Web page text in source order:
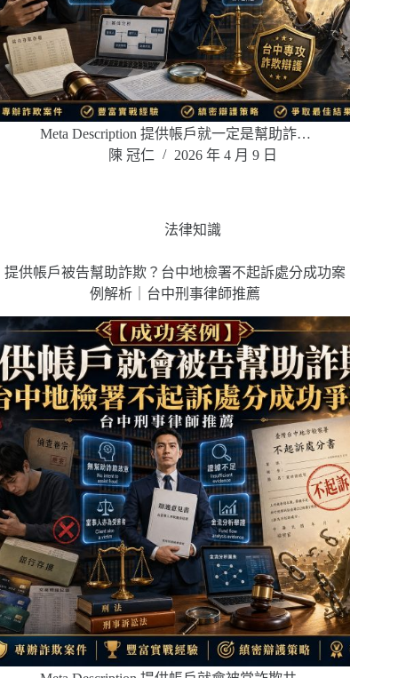
Meta Description 提供帳戶就一定是幫助詐…
陳 冠仁
2026 年 4 月 9 日
法律知識
提供帳戶被告幫助詐欺？台中地檢署不起訴處分成功案
例解析｜台中刑事律師推薦